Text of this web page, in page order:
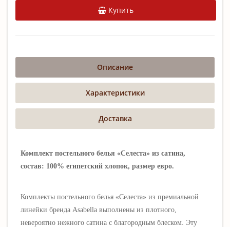
Купить
Описание
Характеристики
Доставка
Комплект постельного белья «Селеста» из сатина,
состав: 100% египетский хлопок, размер евро.
Комплекты постельного белья «Селеста» из премиальной
линейки бренда Asabella выполнены из плотного,
невероятно нежного сатина с благородным блеском. Эту